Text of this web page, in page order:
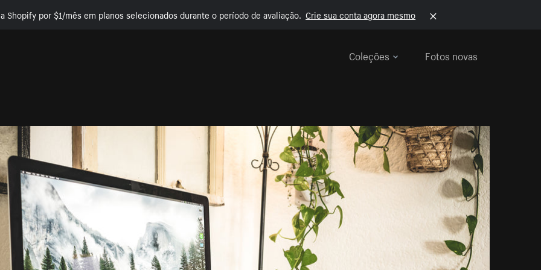
Shopify por $1/mês em planos selecionados durante o período de avaliação. Crie sua conta agora mesmo
Coleções Fotos novas